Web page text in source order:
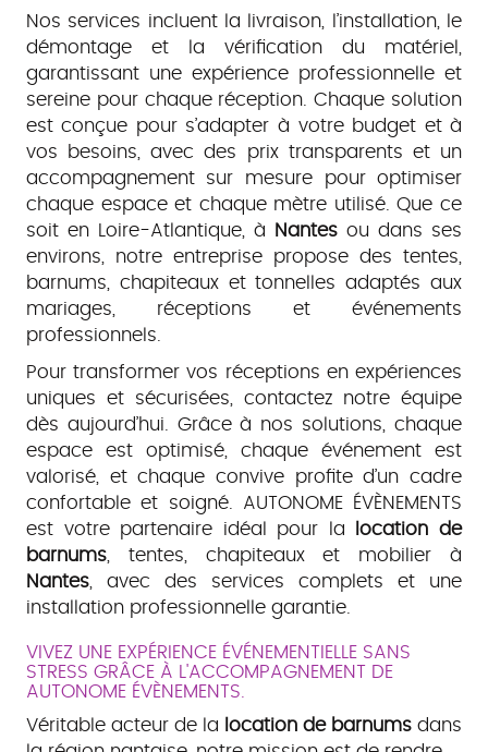
Nos services incluent la livraison, l’installation, le
démontage et la vérification du matériel,
garantissant une expérience professionnelle et
sereine pour chaque réception. Chaque solution
est conçue pour s’adapter à votre budget et à
vos besoins, avec des prix transparents et un
accompagnement sur mesure pour optimiser
chaque espace et chaque mètre utilisé. Que ce
soit en Loire-Atlantique, à
Nantesou dans ses
environs, notre entreprise propose des tentes,
barnums, chapiteaux et tonnelles adaptés aux
mariages, réceptions et événements
professionnels.
Pour transformer vos réceptions en expériences
uniques et sécurisées, contactez notre équipe
dès aujourd’hui. Grâce à nos solutions, chaque
espace est optimisé, chaque événement est
valorisé, et chaque convive profite d’un cadre
confortable et soigné. AUTONOME ÉVÈNEMENTS
est votre partenaire idéal pour la
location de
barnums, tentes, chapiteaux et mobilier à
Nantes, avec des services complets et une
installation professionnelle garantie.
VIVEZ UNE EXPÉRIENCE ÉVÉNEMENTIELLE SANS
STRESS GRÂCE À L'ACCOMPAGNEMENT DE
AUTONOME ÉVÈNEMENTS.
Véritable acteur de la location de barnumsdans